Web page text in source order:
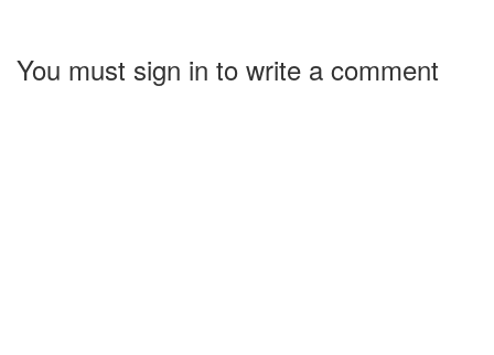
You must sign in to write a comment